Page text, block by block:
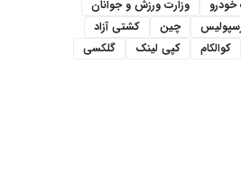
خودرو
وزارت ورزش و جوانان
چین
کشتی آزاد
کوالکام کپی لینک
گلکسی